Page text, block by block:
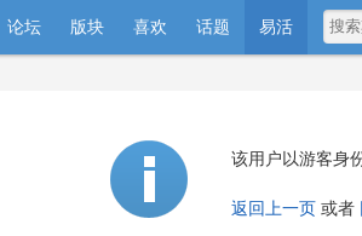
论坛 版块 喜欢 话题 易活
该用户以游客身
返回上一页 或者